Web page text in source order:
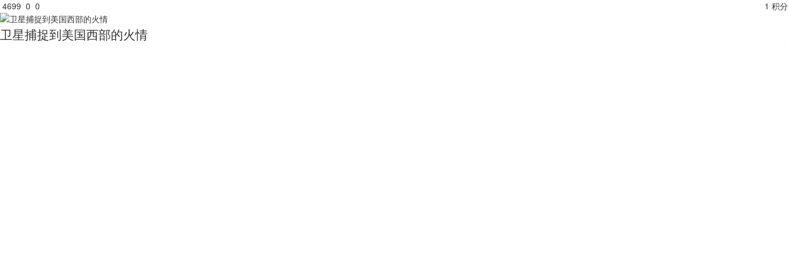
4699 0 0 1 积分
卫星捕捉到美国西部的火情
0 积分